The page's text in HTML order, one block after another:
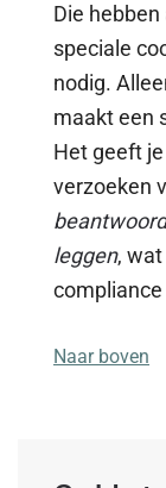
Die
speciale
nodig.
maakt een
Het geeft
verzoeken
leggen,
Naar boven